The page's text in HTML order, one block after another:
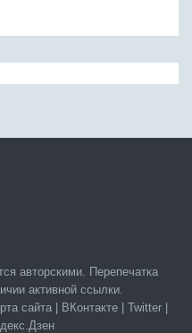
авторскими. Перепечатка
активной ссылки.
сайта| ВКонтакте| Twitter|